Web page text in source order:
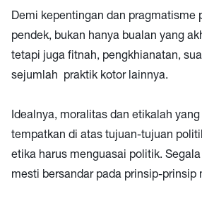
Demi kepentingan dan pragmatisme
pendek, bukan hanya bualan yang
tetapi juga fitnah, pengkhianatan,
sejumlah praktik kotor lainnya.
Idealnya, moralitas dan etikalah
tempatkan di atas tujuan-tujuan
etika harus menguasai politik.
mesti bersandar pada prinsip-prinsip